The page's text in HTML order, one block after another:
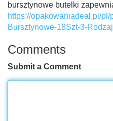
bursztynowe butelki
https://opakowaniadeal.pl/
Bursztynowe-18Szt-3-
Comments
Submit a Comment